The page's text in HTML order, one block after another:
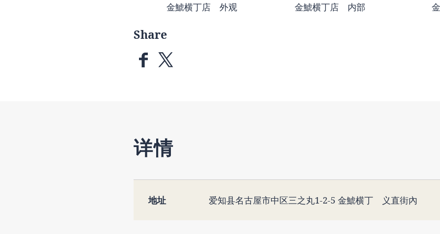
金鯱横丁店 外观 金鯱横丁店 内部
Share
详情
地址 爱知县名古屋市中区三之丸1-2-5 金鯱横丁 义直街內